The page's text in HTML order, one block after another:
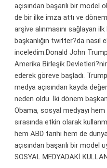
açısından başarılı bir model
de bir ilke imza attı ve
arşive alınmasını sağlayan
başkanlığın twitter?da nasıl
inceledim.Donald John
Amerika Birleşik
ederek göreve başladı.
medya açısından kayda
neden oldu. İki dönem
Obama, sosyal medyayı
sırasında etkin olarak
hem ABD tarihi hem de
açısından başarılı bir model
SOSYAL MEDYADAKİ